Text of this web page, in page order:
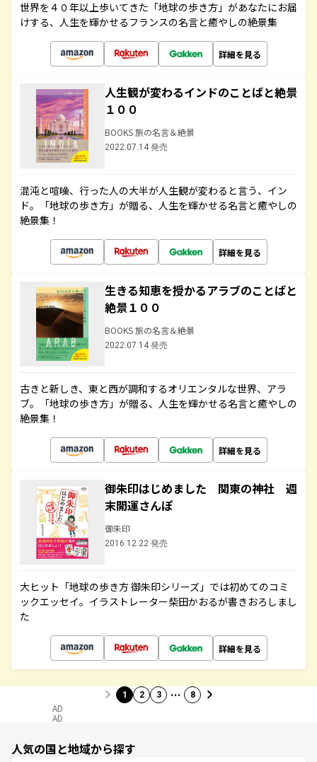
世界を４０年以上歩いてきた「地球の歩き方」があなたにお届
けする、人生を輝かせるフランスの名言と癒やしの絶景集
詳細を見る
人生観が変わるインドのことばと絶景
１００
BOOKS 旅の名言＆絶景
2022.07.14 発売
混沌と喧噪、行った人の大半が人生観が変わると言う、イン
ド。「地球の歩き方」が贈る、人生を輝かせる名言と癒やしの
絶景集！
詳細を見る
生きる知恵を授かるアラブのことばと
絶景１００
BOOKS 旅の名言＆絶景
2022.07.14 発売
古きと新しき、東と西が調和するオリエンタルな世界、アラ
ブ。「地球の歩き方」が贈る、人生を輝かせる名言と癒やしの
絶景集！
詳細を見る
御朱印はじめました 関東の神社 週
末開運さんぽ
御朱印
2016.12.22 発売
大ヒット「地球の歩き方 御朱印シリーズ」では初めてのコミ
ックエッセイ。イラストレーター柴田かおるが書きおろしまし
た
詳細を見る
1 2 3 … 8
AD
AD
人気の国と地域から探す